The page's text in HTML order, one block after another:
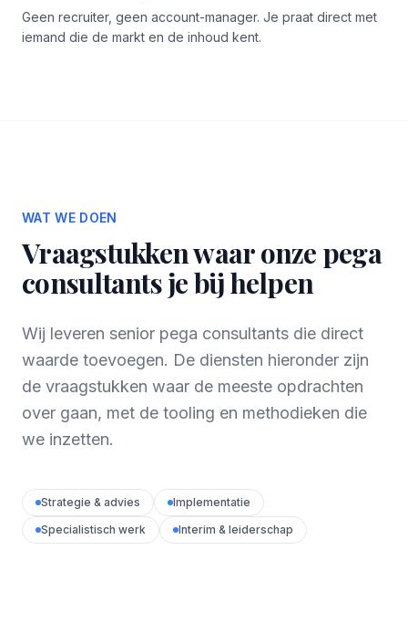
Geen recruiter, geen account-manager. Je praat direct met
iemand die de markt en de inhoud kent.
WAT WE DOEN
Vraagstukken waar onze pega
consultants je bij helpen
Wij leveren senior pega consultants die direct
waarde toevoegen. De diensten hieronder zijn
de vraagstukken waar de meeste opdrachten
over gaan, met de tooling en methodieken die
we inzetten.
Strategie & advies
Implementatie
Specialistisch werk
Interim & leiderschap